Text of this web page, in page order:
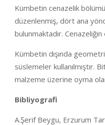
Kümbetin cenazelik
düzenlenmiş, dört ana
bulunmaktadır. Cenazeliğin
Kümbetin dışında
süslemeler kullanılmıştır.
malzeme üzerine oyma
Bibliyografi
A.Şerif Beygu, Erzurum